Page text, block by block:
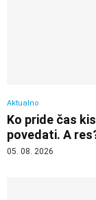
Aktualno
Ko pride čas
povedati. A
05. 08. 2026